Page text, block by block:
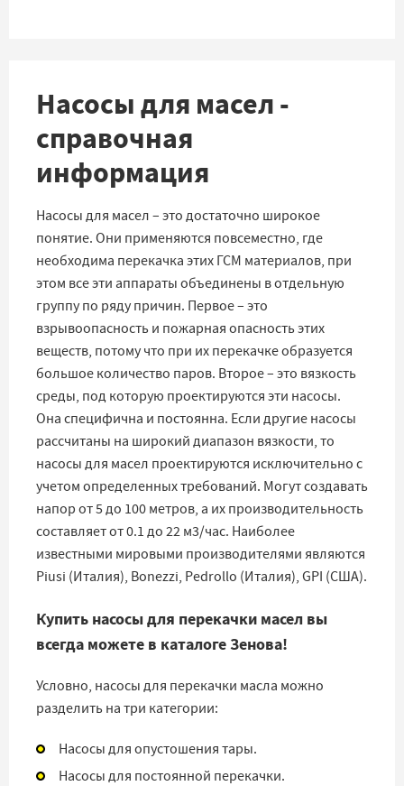
Насосы для масел -
справочная
информация
Насосы для масел – это достаточно широкое
понятие. Они применяются повсеместно, где
необходима перекачка этих ГСМ материалов, при
этом все эти аппараты объединены в отдельную
группу по ряду причин. Первое – это
взрывоопасность и пожарная опасность этих
веществ, потому что при их перекачке образуется
большое количество паров. Второе – это вязкость
среды, под которую проектируются эти насосы.
Она специфична и постоянна. Если другие насосы
рассчитаны на широкий диапазон вязкости, то
насосы для масел проектируются исключительно с
учетом определенных требований. Могут создавать
напор от 5 до 100 метров, а их производительность
составляет от 0.1 до 22 м3/час. Наиболее
известными мировыми производителями являются
Piusi (Италия), Bonezzi, Pedrollo (Италия), GPI (США).
Купить насосы для перекачки масел вы
всегда можете в каталоге Зенова!
Условно, насосы для перекачки масла можно
разделить на три категории:
Насосы для опустошения тары.
Насосы для постоянной перекачки.